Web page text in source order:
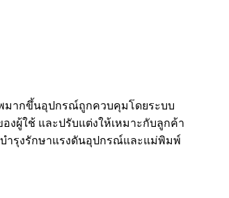
พมากขึ้นอุปกรณ์ถูกควบคุมโดยระบบ
งผู้ใช้ และปรับแต่งให้เหมาะกับลูกค้า
บำรุงรักษาแรงดันอุปกรณ์และแม่พิมพ์